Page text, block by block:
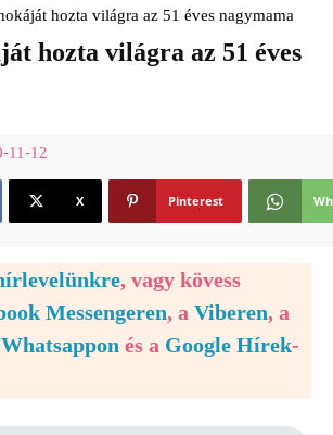
hozta világra az 51 éves nagymama
hozta világra az 51 éves
11-12
X Pinterest
, vagy kövess
Messengeren, a Viberen, a
Whatsappon és a Google Hírek-